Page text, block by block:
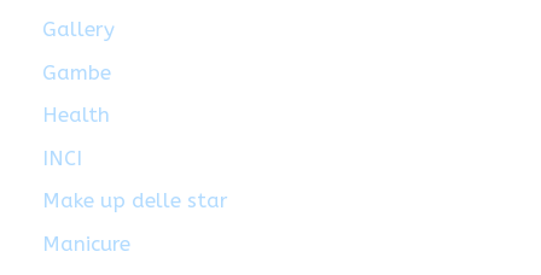
Gallery
Gambe
Health
INCI
Make up delle star
Manicure